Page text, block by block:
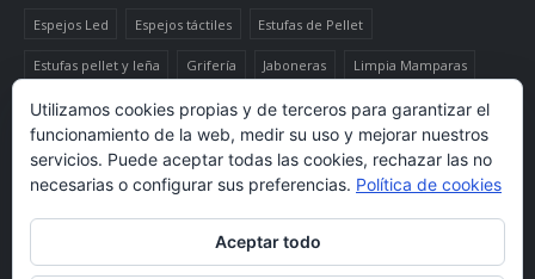
Espejos Led Espejos táctiles Estufas de Pellet
Estufas pellet y leña Grifería Jaboneras Limpia Mamparas
Luminaria Mueble auxiliar alto Muebles de baño Papeleras
Termo-productos de leña TermoChimeneas de Pellets
TermoEstufas de Pellets Toalleros eléctricos secatoallas
Utilizamos cookies propias y de terceros para garantizar el
funcionamiento de la web, medir su uso y mejorar nuestros
servicios. Puede aceptar todas las cookies, rechazar las no
necesarias o configurar sus preferencias. Política de cookies
Aceptar todo